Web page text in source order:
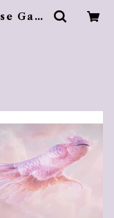
Gale